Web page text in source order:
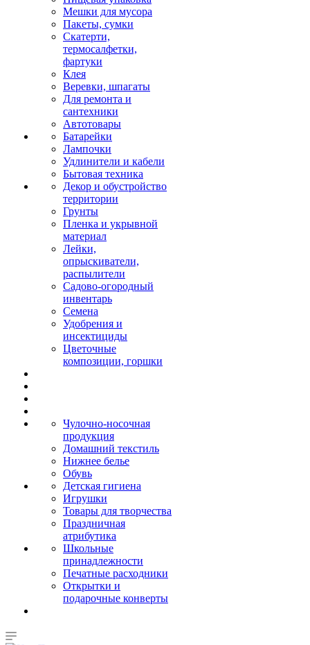
Мешки для мусора
Пакеты, сумки
Скатерти,
термосалфетки,
фартуки
Клея
Веревки, шпагаты
Для ремонта и
сантехники
Автотовары
Батарейки
Лампочки
Удлинители и кабели
Бытовая техника
Декор и обустройство
территории
Грунты
Пленка и укрывной
материал
Лейки,
опрыскиватели,
распылители
Садово-огородный
инвентарь
Семена
Удобрения и
инсектициды
Цветочные
композиции, горшки
Чулочно-носочная
продукция
Домашний текстиль
Нижнее белье
Обувь
Детская гигиена
Игрушки
Товары для творчества
Праздничная
атрибутика
Школьные
принадлежности
Печатные расходники
Открытки и
подарочные конверты